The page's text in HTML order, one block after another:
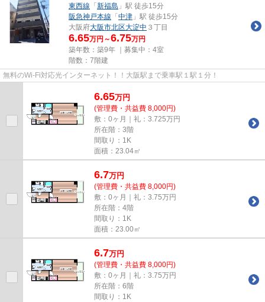
東西線 「 新福島 」駅 徒歩15分
阪急神戸本線 「 中津 」駅 徒歩15分
大阪府大阪市北区大淀中 ３丁目
6.65万円～6.75万円
築年数：築9年 ｜募集中： 4室
階数：7階建
無料のWi-Fi対応光インターネット！！大阪駅まで乗車駅１駅１分！
6.65万円
(管理費・共益費 8,000円)
敷：0ヶ月｜礼：3.725万円
所在階：3階
間取り：1K
面積：23.04㎡
6.7万円
(管理費・共益費 8,000円)
敷：0ヶ月｜礼：3.75万円
所在階：4階
間取り：1K
面積：23.00㎡
6.7万円
(管理費・共益費 8,000円)
敷：0ヶ月｜礼：3.75万円
所在階：6階
間取り：1K